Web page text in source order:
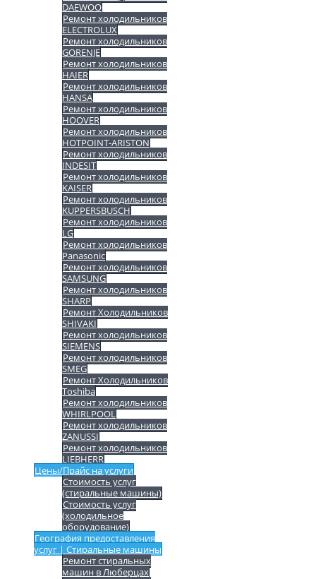
DAEWOO
Ремонт холодильников
ELECTROLUX
Ремонт холодильников
GORENJE
Ремонт холодильников
HAIER
Ремонт холодильников
HANSA
Ремонт холодильников
HOOVER
Ремонт холодильников
HOTPOINT-ARISTON
Ремонт холодильников
INDESIT
Ремонт холодильников
KAISER
Ремонт холодильников
KUPPERSBUSCH
Ремонт холодильников
LG
Ремонт холодильников
Panasonic
Ремонт холодильников
SAMSUNG
Ремонт холодильников
SHARP
Ремонт Холодильников
SHIVAKI
Ремонт холодильников
SIEMENS
Ремонт холодильников
SMEG
Ремонт Холодильников
Toshiba
Ремонт холодильников
WHIRLPOOL
Ремонт холодильников
ZANUSSI
Ремонт холодильников
LIEBHERR
Цены/Прайс на услуги
Стоимость услуг
(стиральные машины)
Стоимость услуг
(холодильное
оборудование)
География предоставления
услуг | Стиральные машины
Ремонт стиральных
машин в Люберцах